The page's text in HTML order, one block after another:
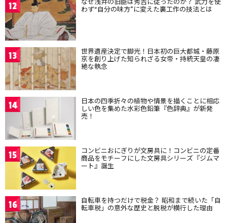
12 わず“自分の味方”に変えた裏工作の技法とは
13 世界遺産決定で脚光！日本初の巨大都城・藤原
京を創り上げた知られざる女帝・持統天皇の凄
絶な執念
14 日本の四季折々の植物や情景を描くことに相応
しい色を集めた水彩色鉛筆『色辞典』が新発
売！
15 コンビニおにぎりが文房具に！コンビニの定番
商品をモチーフにした文房具シリーズ『ジムマ
ート』誕生
16 自転車を持つだけで税金？ 昭和まで続いた「自
転車税」の意外な歴史と脱税が横行した理由